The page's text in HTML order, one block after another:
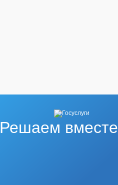
Решаем вместе